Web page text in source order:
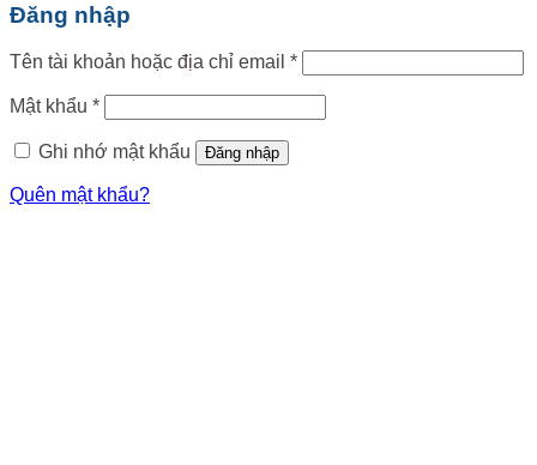
Đăng nhập
Tên tài khoản hoặc địa chỉ email *
Mật khẩu *
Ghi nhớ mật khẩu Đăng nhập
Quên mật khẩu?